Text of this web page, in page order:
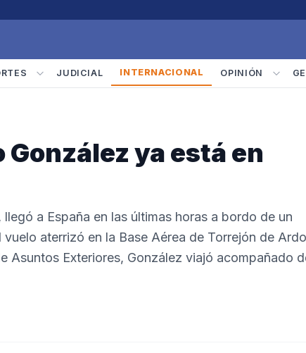
JUDICIAL INTERNACIONAL OPINIÓN
ya está en
a España en las últimas horas a bordo de un
aterrizó en la Base Aérea de Torrejón de
Asuntos Exteriores, González viajó acompañado